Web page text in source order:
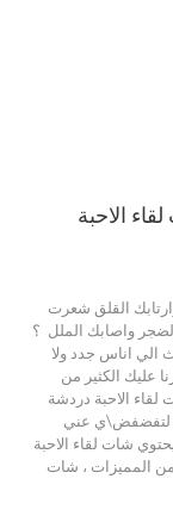
الاحبة
القلق شعرت
واصابك الملل ؟
الي اناس جدد ولا
عليك الكثير من
الاحبة دردشة
لتفضفض\ي عني
شات لقاء الاحبة
المميزات ، شات